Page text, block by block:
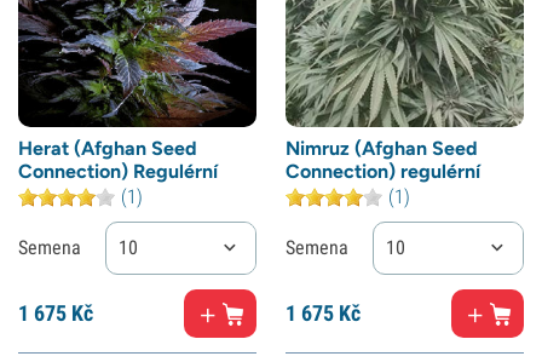
Herat (Afghan Seed
Connection) Regulérní
(1)
Semena 10
1 675 Kč
Nimruz (Afghan Seed
Connection) regulérní
(1)
Semena 10
1 675 Kč